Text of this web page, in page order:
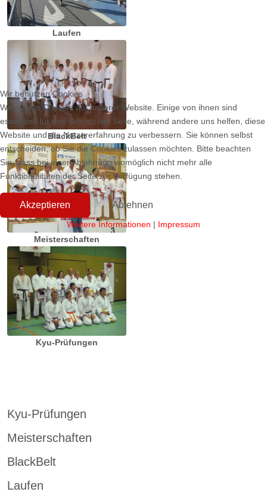
Laufen
BlackBelt
Meisterschaften
Kyu-Prüfungen
Kyu-Prüfungen
Meisterschaften
BlackBelt
Laufen
Wir benutzen Cookies
Wir nutzen Cookies auf unserer Website. Einige von ihnen sind
essenziell für den Betrieb der Seite, während andere uns helfen, diese
Website und die Nutzererfahrung zu verbessern. Sie können selbst
entscheiden, ob Sie die Cookies zulassen möchten. Bitte beachten
Sie, dass bei einer Ablehnung womöglich nicht mehr alle
Funktionalitäten der Seite zur Verfügung stehen.
Akzeptieren Ablehnen
Weitere Informationen | Impressum